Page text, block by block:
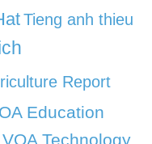
Tieng anh thieu
Report
Education
VOA Technology